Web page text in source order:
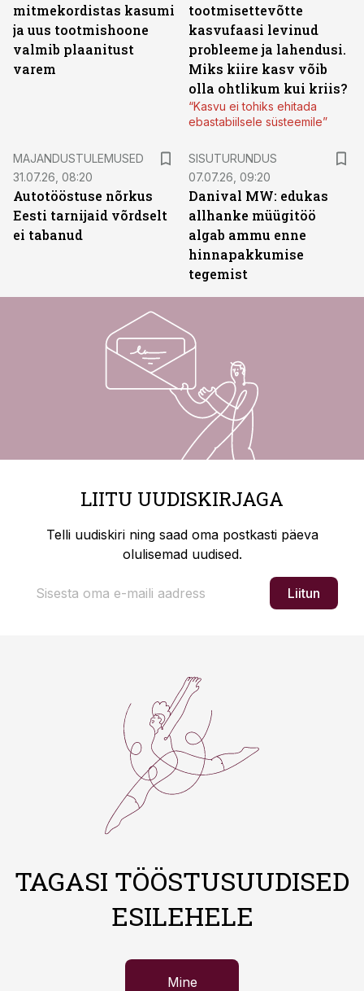
mitmekordistas kasumi
ja uus tootmishoone
valmib plaanitust
varem
tootmisettevõtte
kasvufaasi levinud
probleeme ja lahendusi.
Miks kiire kasv võib
olla ohtlikum kui kriis?
“Kasvu ei tohiks ehitada
ebastabiilsele süsteemile”
MAJANDUSTULEMUSED
31.07.26, 08:20
Autotööstuse nõrkus
Eesti tarnijaid võrdselt
ei tabanud
SISUTURUNDUS
07.07.26, 09:20
Danival MW: edukas
allhanke müügitöö
algab ammu enne
hinnapakkumise
tegemist
LIITU UUDISKIRJAGA
Telli uudiskiri ning saad oma postkasti päeva
olulisemad uudised.
Liitun
TAGASI TÖÖSTUSUUDISED
ESILEHELE
Mine